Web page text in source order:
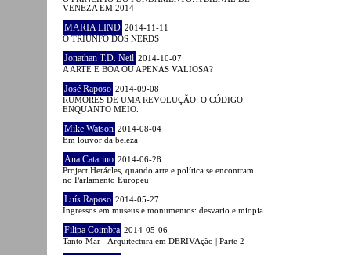
VENEZA EM 2014
MARIA LIND 2014-11-11
O TRIUNFO DOS NERDS
Jonathan T.D. Neil 2014-10-07
A ARTE É BOA OU APENAS VALIOSA?
José Raposo 2014-09-08
RUMORES DE UMA REVOLUÇÃO: O CÓDIGO
ENQUANTO MEIO.
Mike Watson 2014-08-04
Em louvor da beleza
Ana Catarino 2014-06-28
Project Herácles, quando arte e política se encontram
no Parlamento Europeu
Luís Raposo 2014-05-27
Ingressos em museus e monumentos: desvario e miopia
Filipa Coimbra 2014-05-06
Tanto Mar - Arquitectura em DERIVAção | Parte 2